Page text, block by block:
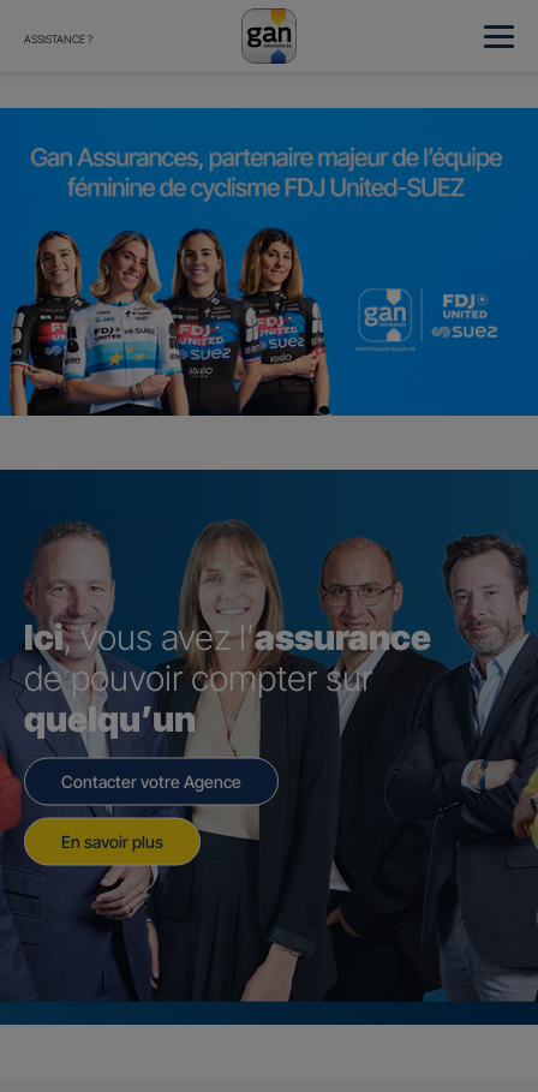
ASSISTANCE ?
Ici, vous avez l’assurance
de pouvoir compter sur
quelqu’un
Contacter votre Agence
En savoir plus